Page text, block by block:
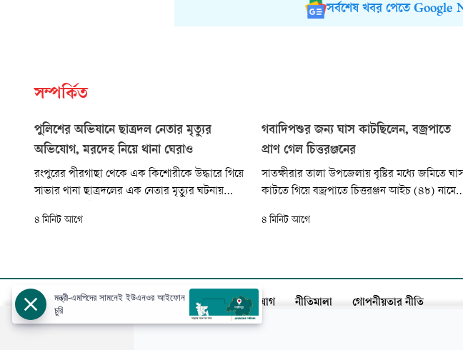
সর্বশেষ খবর পেতে
সম্পর্কিত
পুলিশের অভিযানে ছাত্রদল নেতার মৃত্যুর
অভিযোগ, মরদেহ নিয়ে থানা ঘেরাও
রংপুরের পীরগাছা থেকে এক কিশোরীকে উদ্ধারে গিয়ে
সাভার থানা ছাত্রদলের এক নেতার মৃত্যুর ঘটনায়
ঘেরাও করে বিক্ষোভ করেছেন নিহতের স্বজনেরা।
বিক্ষুব্ধ স্বজনেরা। পরে স্থানীয় রাজনৈতিক
৪ মিনিট আগে
গবাদিপশুর জন্য ঘাস কাটছিলেন, বজ্রপাতে
প্রাণ গেল চিত্তরঞ্জনের
সাতক্ষীরার তালা উপজেলায় বৃষ্টির মধ্যে জমিতে
কাটতে গিয়ে বজ্রপাতে চিত্তরঞ্জন আইচ (৪৮) নামে
দুপুর ১২টার দিকে উপজেলার ইসলামকাটি
৪ মিনিট আগে
আজকের পত্রিকা বিজ্ঞাপন সার্কুলেশন যোগাযোগ নীতিমালা গোপনীয়তার নীতি
মন্ত্রী-এমপিদের সামনেই ইউএনওর আইফোন
চুরি